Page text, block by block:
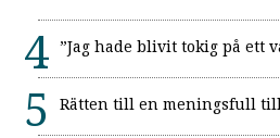
”Jag hade blivit tokig på ett
Rätten till en meningsfull